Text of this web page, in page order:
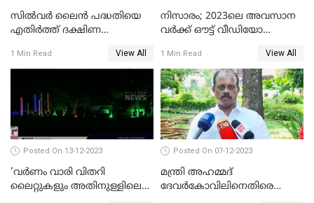
സില്‍വര്‍ ലൈന്‍ പദ്ധതിയെ
എതിര്‍ത്ത് ദക്ഷിണ
1 Min Read View All
നിസാരം; 2023ലെ അവസാന
വർക്ക് ഔട്ട് വീഡിയോ
1 Min Read View All
Posted On 13-12-2023
'വര്‍ണം വാരി വിതറി
ലൈറ്റുകളും അതിനുള്ളിലെ
Posted On 07-12-2023
മന്ത്രി അഹമ്മദ്
ദേവർകോവിലിനെതിരെ